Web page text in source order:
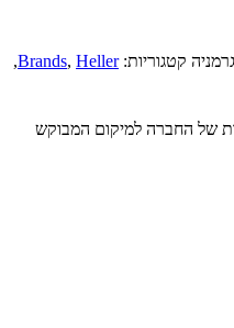
קטגוריות: Brands, Heller
,
של החברה למיקום המבוקש